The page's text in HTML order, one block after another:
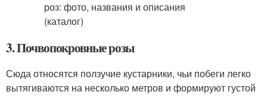
3. Почвопокровные розы
Сюда относятся ползучие кустарники, чьи побеги легко
вытягиваются на несколько метров и формируют густой